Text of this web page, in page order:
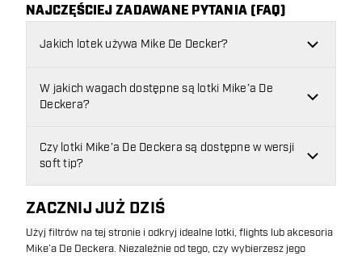
NAJCZĘŚCIEJ ZADAWANE PYTANIA (FAQ)
Jakich lotek używa Mike De Decker?
W jakich wagach dostępne są lotki Mike’a De
Deckera?
Czy lotki Mike’a De Deckera są dostępne w wersji
soft tip?
ZACZNIJ JUŻ DZIŚ
Użyj filtrów na tej stronie i odkryj idealne lotki, flights lub akcesoria
Mike’a De Deckera. Niezależnie od tego, czy wybierzesz jego